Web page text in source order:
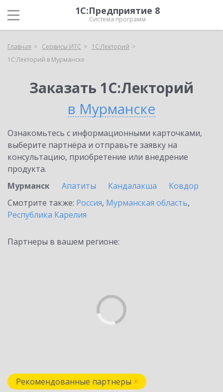
1С:Предприятие 8
Система программ
Главная Сервисы ИТС
1С:Лекторий
1С:Лекторий в Мурманске
Заказать 1С:Лекторий
в Мурманске
Ознакомьтесь с информационными карточками,
выберите партнёра и отправьте заявку на
консультацию, приобретение или внедрение
продукта.
Мурманск
Апатиты Кандалакша
Ковдор
Смотрите также: Россия, Мурманская область,
Республика Карелия
Партнеры в вашем регионе:
Рекомендованные партнеры